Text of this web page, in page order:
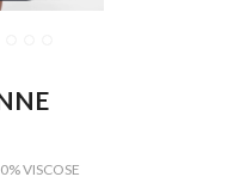
VISCOSE